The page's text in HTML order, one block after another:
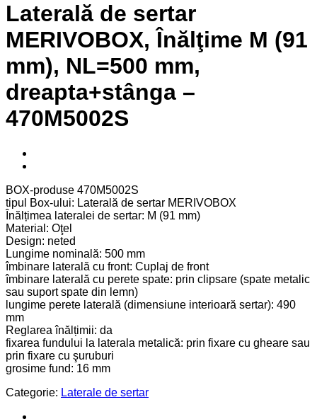
Laterală de sertar
MERIVOBOX, Înălţime M (91
mm), NL=500 mm,
dreapta+stânga –
470M5002S
BOX-produse 470M5002S
tipul Box-ului: Laterală de sertar MERIVOBOX
Înălțimea lateralei de sertar: M (91 mm)
Material: Oţel
Design: neted
Lungime nominală: 500 mm
îmbinare laterală cu front: Cuplaj de front
îmbinare laterală cu perete spate: prin clipsare (spate metalic
sau suport spate din lemn)
lungime perete laterală (dimensiune interioară sertar): 490
mm
Reglarea înălțimii: da
fixarea fundului la laterala metalică: prin fixare cu gheare sau
prin fixare cu şuruburi
grosime fund: 16 mm
Categorie: Laterale de sertar